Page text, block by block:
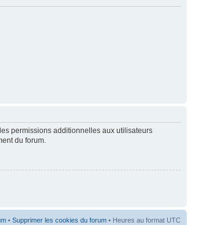
permissions additionnelles aux utilisateurs
du forum.
• Supprimer les cookies du forum • Heures au format UTC